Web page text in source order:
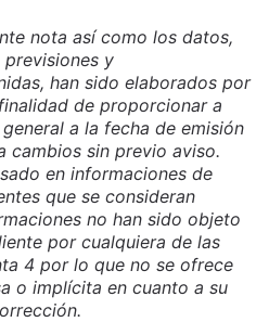
nota así como los datos,
previsiones y
han sido elaborados por
de proporcionar a
a la fecha de emisión
cambios sin previo aviso.
en informaciones de
que se consideran
no han sido objeto
por cualquiera de las
4 por lo que no se ofrece
o implícita en cuanto a su